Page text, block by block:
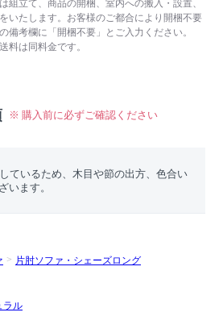
組立て、商品の開梱、室内への搬入・設置、
いたします。お客様のご都合により開梱不要
備考欄に「開梱不要」とご入力ください。
料は同料金です。
※ 購入前に必ずご確認ください
ているため、木目や節の出方、色合い
います。
片肘ソファ・シェーズロング
ラル